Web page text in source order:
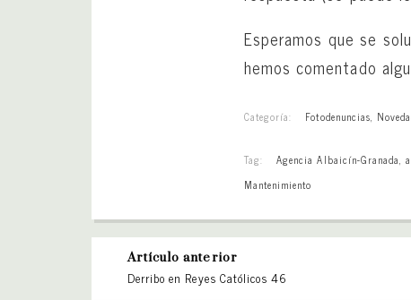
Esperamos que se
hemos comentado
Categoría: Fotodenuncias,
Tag: Agencia Albaicín-Granada,
Mantenimiento
Artículo anterior
Derribo en Reyes Católicos 46